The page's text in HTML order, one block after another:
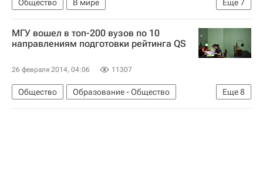
Еще7
Общество
В мире
Образование - Общество
СН_Образование
США
Америка
Весь мир
МГУ вошел в топ-200 вузов по 10
направлениям подготовки рейтинга QS
26 февраля 2014, 04:06 11307
Еще8
Общество
Образование - Общество
Москва
СН_Образование
В России